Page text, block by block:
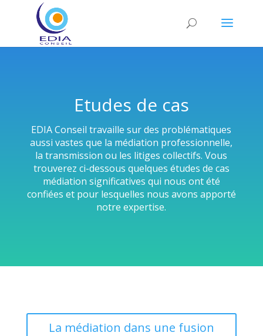
Etudes de cas
EDIA Conseil travaille sur des problématiques
aussi vastes que la médiation professionnelle,
la transmission ou les litiges collectifs. Vous
trouverez ci-dessous quelques études de cas
médiation significatives qui nous ont été
confiées et pour lesquelles nous avons apporté
notre expertise.
La médiation dans une fusion